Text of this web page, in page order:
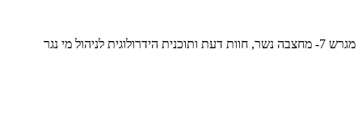
מגרש 7- מחצבה נשר, חוות דעת ותוכנית הידרולוגית לניהול מי נגר